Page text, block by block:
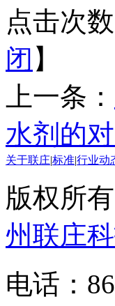
点击次数
闭 】
上一条：
水剂的
关于联庄标准行业动
版权所
州联庄
电话：